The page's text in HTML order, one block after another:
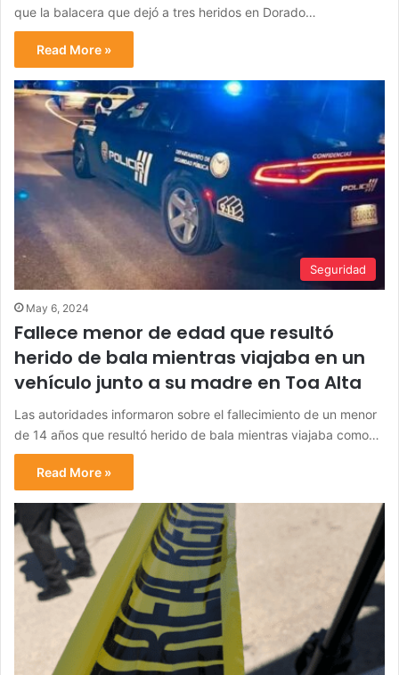
que la balacera que dejó a tres heridos en Dorado…
Read More »
Seguridad
May 6, 2024
Fallece menor de edad que resultó
herido de bala mientras viajaba en un
vehículo junto a su madre en Toa Alta
Las autoridades informaron sobre el fallecimiento de un menor
de 14 años que resultó herido de bala mientras viajaba como…
Read More »